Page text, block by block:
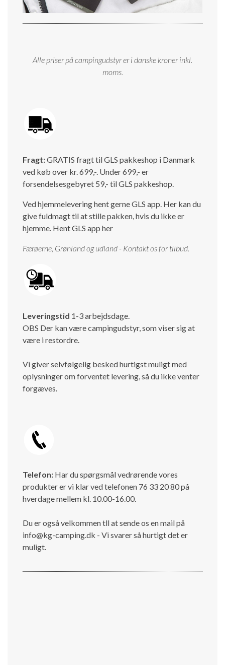
Alle priser på campingudstyr er i danske kroner inkl.
moms.
Fragt:GRATIS fragt til GLS pakkeshop i Danmark
ved køb over kr. 699,-. Under 699,- er
forsendelsesgebyret 59,- til GLS pakkeshop.
Ved hjemmelevering hent gerne GLS app. Her kan du
give fuldmagt til at stille pakken, hvis du ikke er
hjemme. Hent GLS app her
Færøerne, Grønland og udland - Kontakt os for tilbud.
Leveringstid 1-3 arbejdsdage.
OBS Der kan være campingudstyr, som viser sig at
være i restordre.
Vi giver selvfølgelig besked hurtigst muligt med
oplysninger om forventet levering, så du ikke venter
forgæves.
Telefon: Har du spørgsmål vedrørende vores
produkter er vi klar ved telefonen 76 33 20 80 på
hverdage mellem kl. 10.00-16.00.
Du er også velkommen tll at sende os en mail på
info@kg-camping.dk - Vi svarer så hurtigt det er
muligt.